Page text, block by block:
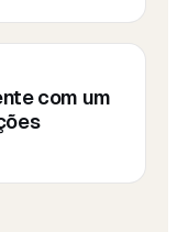
com um